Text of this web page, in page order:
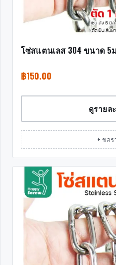
โซ่สแตนเลส 304 ขนาด 5
฿150.00
ดูรายล
+ ขอร